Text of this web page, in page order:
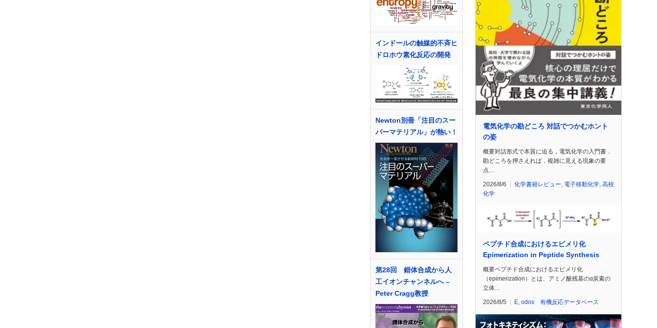
インドールの触媒的不斉ヒ
ドロホウ素化反応の開発
Newton別冊「注目のスー
パーマテリアル」が熱い！
第28回 錯体合成から人
工イオンチャンネルへ –
Peter Cragg教授
電気化学の勘どころ 対話でつかむホント
の姿
概要対話形式で本質に迫る，電気化学の入門書．
勘どころを押さえれば，複雑に見える現象の要
点…
2026/8/6 化学書籍レビュー 電子移動化学 高校
化学
ペプチド合成におけるエピメリ化
Epimerization in Peptide Synthesis
概要ペプチド合成におけるエピメリ化
（epimerization）とは、アミノ酸残基のα炭素の
立体…
2026/8/5 E odos 有機反応データベース